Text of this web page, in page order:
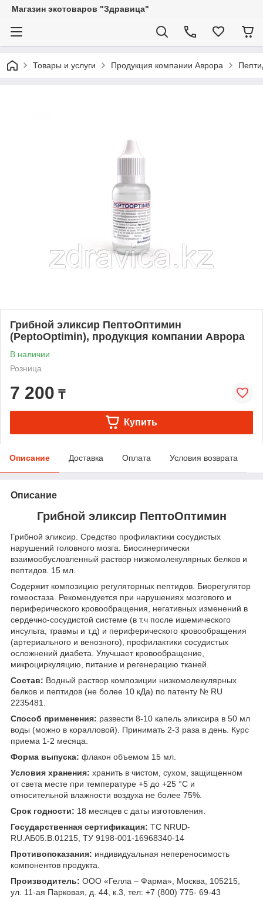
Магазин экотоваров "Здравица"
Товары и услуги Продукция компании Аврора
Грибной эликсир ПептоОптимин
(PeptoOptimin), продукция компании Аврора
В наличии
Розница
7 200 ₸
Купить
Описание Доставка Оплата Условия возврата
Описание
Грибной эликсир ПептоОптимин
Грибной эликсир. Cредство профилактики сосудистых
нарушений головного мозга. Биосинергически
взаимообусловленный раствор низкомолекулярных белков и
пептидов. 15 мл.
Содержит композицию регуляторных пептидов. Биорегулятор
гомеостаза. Рекомендуется при нарушениях мозгового и
периферического кровообращения, негативных изменений в
сердечно-сосудистой системе (в т.ч после ишемического
инсульта, травмы и т.д) и периферического кровообращения
(артериального и венозного), профилактики сосудистых
осложнений диабета. Улучшает кровообращение,
микроциркуляцию, питание и регенерацию тканей.
Состав: Водный раствор композиции низкомолекулярных
белков и пептидов (не более 10 кДа) по патенту № RU
2235481.
Способ применения: развести 8-10 капель эликсира в 50 мл
воды (можно в коралловой). Принимать 2-3 раза в день. Курс
приема 1-2 месяца.
Форма выпуска: флакон объемом 15 мл.
Условия хранения: хранить в чистом, сухом, защищенном
от света месте при температуре +5 до +25 °С и
относительной влажности воздуха не более 75%.
Срок годности: 18 месяцев с даты изготовления.
Государственная сертификация: TC NRUD-
RU.AБ05.В.01215, ТУ 9198-001-16968340-14
Противопоказания: индивидуальная непереносимость
компонентов продукта.
Производитель: ООО «Гелла – Фарма», Москва, 105215,
ул. 11-ая Парковая, д. 44, к.3, тел: +7 (800) 775- 69-43